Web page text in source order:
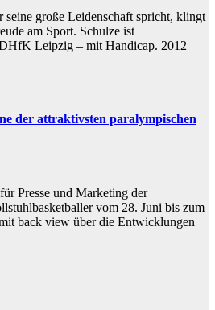
seine große Leidenschaft spricht, klingt
am Sport. Schulze ist
Leipzig – mit Handicap. 2012
der attraktivsten paralympischen
Presse und Marketing der
vom 28. Juni bis zum
back view über die Entwicklungen